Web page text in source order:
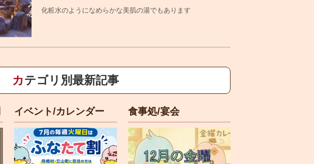
化粧水のようになめらかな美肌の湯でもあります
カテゴリ別最新記事
イベント/カレンダー 食事処/宴会